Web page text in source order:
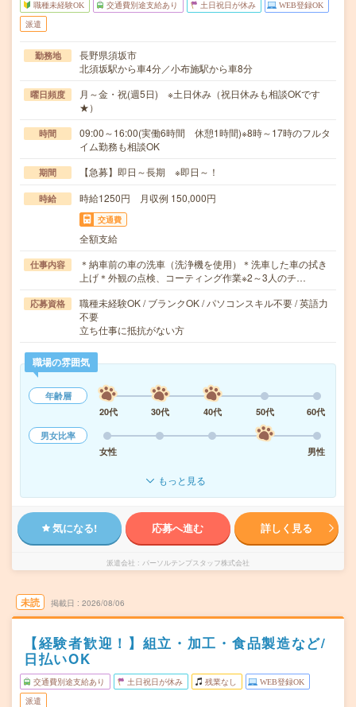
職種未経験OK 交通費別途支給あり 土日祝日が休み WEB登録OK
派遣
勤務地
長野県須坂市
北須坂駅から車4分／小布施駅から車8分
曜日頻度
月～金・祝(週5日) ※土日休み（祝日休みも相談OKです
★）
時間
09:00～16:00(実働6時間 休憩1時間)※8時～17時のフルタ
イム勤務も相談OK
期間 【急募】即日～長期 ※即日～！
時給 時給1250円 月収例 150,000円
交通費
全額支給
仕事内容
＊納車前の車の洗車（洗浄機を使用）＊洗車した車の拭き
上げ＊外観の点検、コーティング作業※2～3人のチ…
応募資格
職種未経験OK / ブランクOK / パソコンスキル不要 / 英語力
不要
立ち仕事に抵抗がない方
職場の雰囲気
年齢層
20代
30代 40代 50代
60代
男女比率
女性
男性
もっと見る
気になる! 応募へ進む 詳しく見る
派遣会社 パーソルテンプスタッフ株式会社
未読 掲載日 2026/08/06
【経験者歓迎！】組立・加工・食品製造など/
日払いOK
交通費別途支給あり 土日祝日が休み 残業なし WEB登録OK
派遣